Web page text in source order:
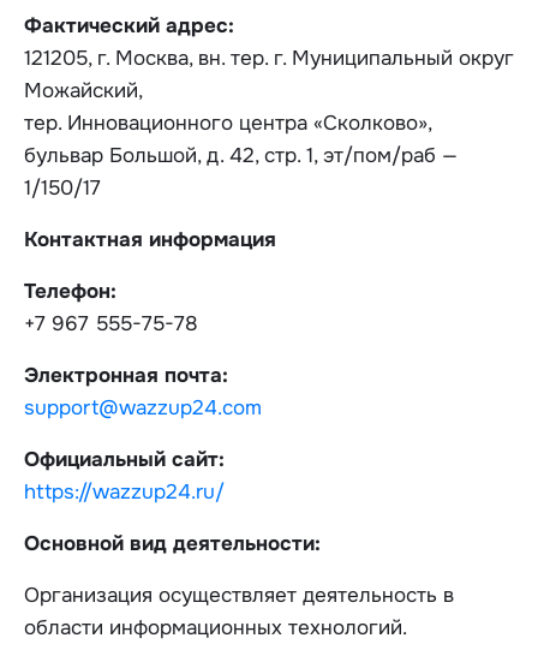
Фактический адрес:
121205, г. Москва, вн. тер. г. Муниципальный округ
Можайский,
тер. Инновационного центра «Сколково»,
бульвар Большой, д. 42, стр. 1, эт/пом/раб —
1/150/17
Контактная информация
Телефон:
+7 967 555-75-78
Электронная почта:
support@wazzup24.com
Официальный сайт:
https://wazzup24.ru/
Основной вид деятельности:
Организация осуществляет деятельность в
области информационных технологий.